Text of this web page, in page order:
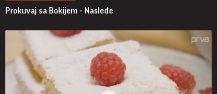
Prokuvaj sa Bokijem - Nasleđe